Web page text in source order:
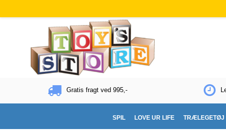
Gratis fragt ved 995,-
SPIL LOVE UR LIFE TRÆLEGETØJ